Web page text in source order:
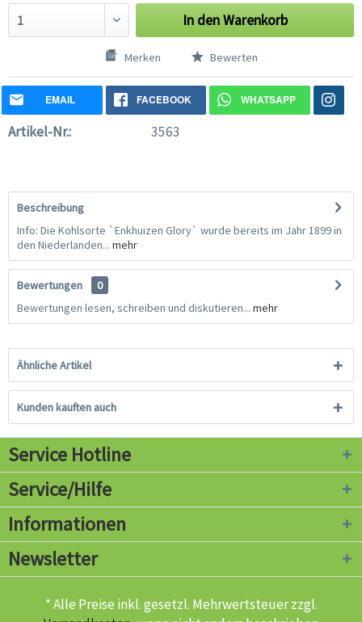
In denWarenkorb
Merken Bewerten
EMAIL FACEBOOK WHATSAPP
Artikel-Nr.: 3563
Beschreibung
Info: Die Kohlsorte `Enkhuizen Glory` wurde bereits im Jahr 1899 in
den Niederlanden... mehr
Bewertungen
0
Bewertungen lesen, schreiben und diskutieren... mehr
Ähnliche Artikel
Kunden kauften auch
Service Hotline
Service/Hilfe
Informationen
Newsletter
* Alle Preise inkl. gesetzl. Mehrwertsteuer zzgl.